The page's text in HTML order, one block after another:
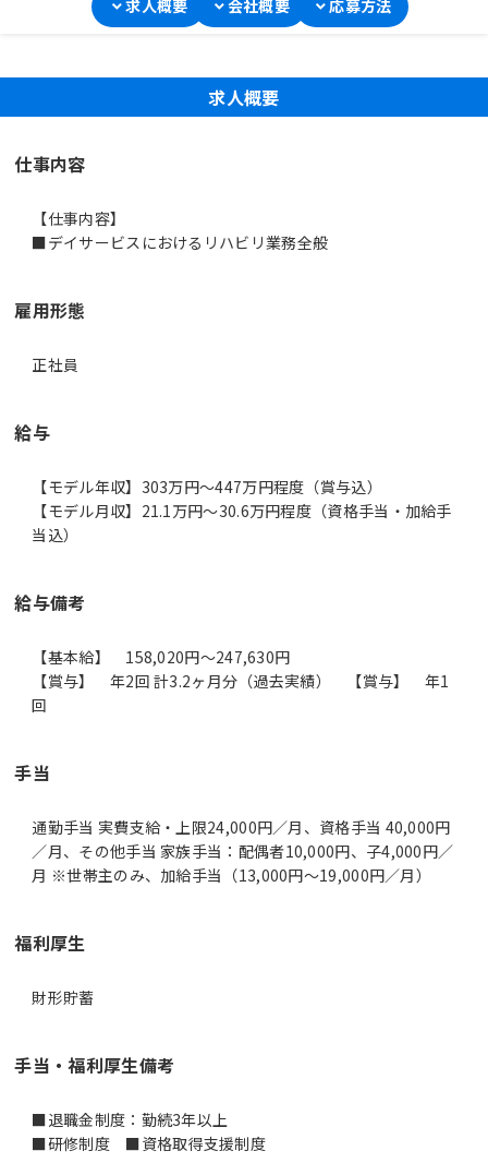
求人概要 会社概要 応募方法
求人概要
仕事内容
【仕事内容】
■デイサービスにおけるリハビリ業務全般
雇用形態
正社員
給与
【モデル年収】303万円〜447万円程度（賞与込）
【モデル月収】21.1万円〜30.6万円程度（資格手当・加給手
当込）
給与備考
【基本給】 158,020円～247,630円
【賞与】 年2回 計3.2ヶ月分（過去実績） 【賞与】 年1
回
手当
通勤手当 実費支給・上限24,000円／月、資格手当 40,000円
／月、その他手当 家族手当：配偶者10,000円、子4,000円／
月 ※世帯主のみ、加給手当（13,000円～19,000円／月）
福利厚生
財形貯蓄
手当・福利厚生備考
■退職金制度：勤続3年以上
■研修制度 ■資格取得支援制度